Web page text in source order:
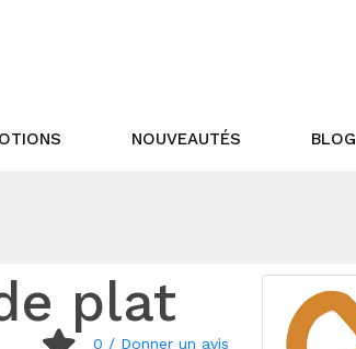
NOUVEAUTÉS BLOG
plat
0 / Donner un avis